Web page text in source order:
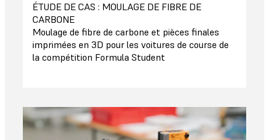
ÉTUDE DE CAS : MOULAGE DE FIBRE DE
CARBONE
Moulage de fibre de carbone et pièces finales
imprimées en 3D pour les voitures de course de
la compétition Formula Student